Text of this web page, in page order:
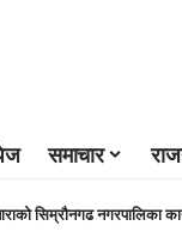
समाचार
सिम्रौनगढ नगरपालिका